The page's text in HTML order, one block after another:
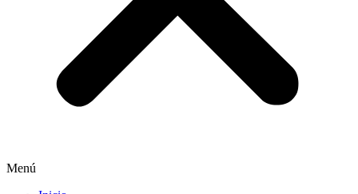
Menú